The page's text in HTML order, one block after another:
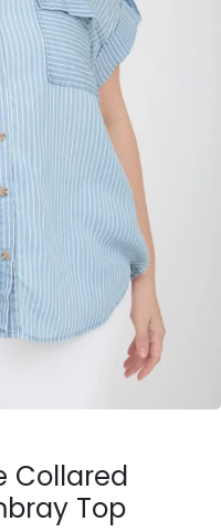
Collared
Top